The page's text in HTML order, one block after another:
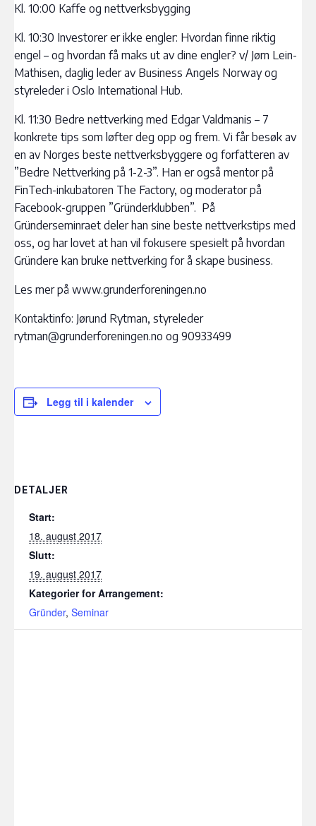
Kl. 10:00 Kaffe og nettverksbygging
Kl. 10:30 Investorer er ikke engler: Hvordan finne riktig
engel – og hvordan få maks ut av dine engler? v/ Jørn Lein-
Mathisen, daglig leder av Business Angels Norway og
styreleder i Oslo International Hub.
Kl. 11:30 Bedre nettverking med Edgar Valdmanis – 7
konkrete tips som løfter deg opp og frem. Vi får besøk av
en av Norges beste nettverksbyggere og forfatteren av
”Bedre Nettverking på 1-2-3”. Han er også mentor på
FinTech-inkubatoren The Factory, og moderator på
Facebook-gruppen ”Gründerklubben”. På
Gründerseminraet deler han sine beste nettverkstips med
oss, og har lovet at han vil fokusere spesielt på hvordan
Gründere kan bruke nettverking for å skape business.
Les mer på www.grunderforeningen.no
Kontaktinfo: Jørund Rytman, styreleder
rytman@grunderforeningen.no og 90933499
Legg til i kalender
DETALJER
Start:
18. august 2017
Slutt:
19. august 2017
Kategorier for Arrangement:
Gründer, Seminar